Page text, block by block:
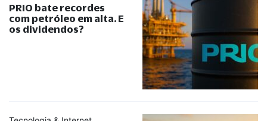
PRIO bate recordes
com petróleo em alta. E
os dividendos?